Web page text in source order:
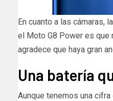
En cuanto a las cámaras,
el Moto G8 Power es que
agradece que haya gran
Una batería
Aunque tenemos una cifra